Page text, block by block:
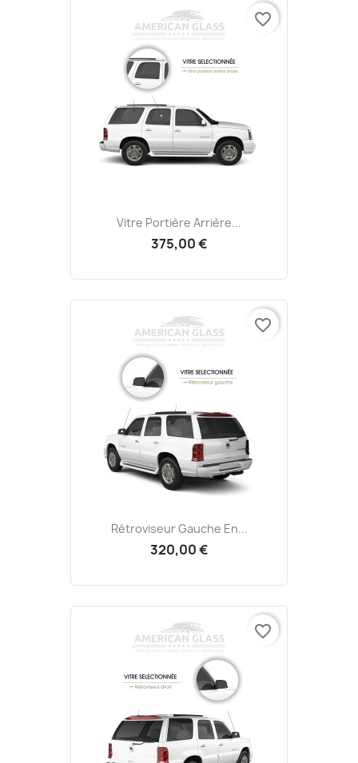
Vitre Portière Arrière...
375,00 €
favorite_border
Rétroviseur Gauche En...
320,00 €
favorite_border
favorite_border